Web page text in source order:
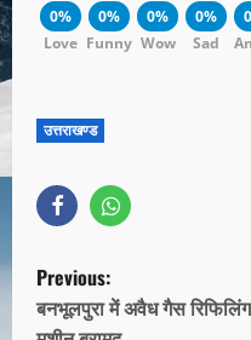
0%
Love
0%
Funny
0%
Wow
0%
Sad
उत्तराखण्ड
Previous:
बनभूलपुरा में अवैध गैस